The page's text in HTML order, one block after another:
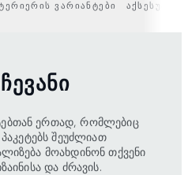
ᲕᲐᲠᲘᲐᲜᲢᲔᲑᲘ
ერთად, რომლებიც
შეუძლიათ
მოახდინონ თქვენი
და ძრავის.